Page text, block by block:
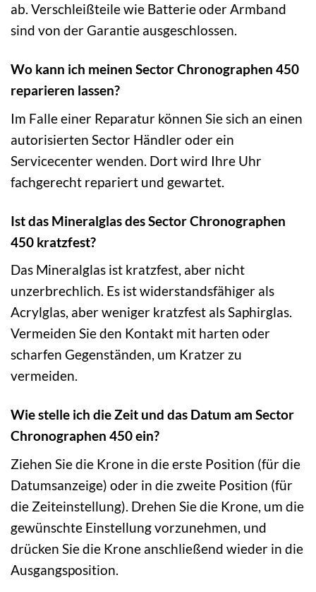
ab. Verschleißteile wie Batterie oder Armband
sind von der Garantie ausgeschlossen.
Wo kann ich meinen Sector Chronographen 450
reparieren lassen?
Im Falle einer Reparatur können Sie sich an einen
autorisierten Sector Händler oder ein
Servicecenter wenden. Dort wird Ihre Uhr
fachgerecht repariert und gewartet.
Ist das Mineralglas des Sector Chronographen
450 kratzfest?
Das Mineralglas ist kratzfest, aber nicht
unzerbrechlich. Es ist widerstandsfähiger als
Acrylglas, aber weniger kratzfest als Saphirglas.
Vermeiden Sie den Kontakt mit harten oder
scharfen Gegenständen, um Kratzer zu
vermeiden.
Wie stelle ich die Zeit und das Datum am Sector
Chronographen 450 ein?
Ziehen Sie die Krone in die erste Position (für die
Datumsanzeige) oder in die zweite Position (für
die Zeiteinstellung). Drehen Sie die Krone, um die
gewünschte Einstellung vorzunehmen, und
drücken Sie die Krone anschließend wieder in die
Ausgangsposition.